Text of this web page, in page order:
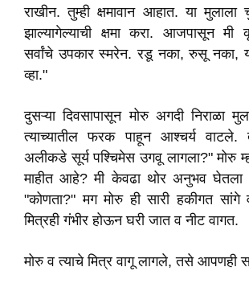
राखीन. तुम्ही क्षमावान आहात. या मुलाला
झाल्यागेल्याची क्षमा करा. आजपासून मी
सर्वांचे उपकार स्मरेन. रडू नका, रुसू नका,
व्हा."
दुसऱ्या दिवसापासून मोरु अगदी निराळा
त्याच्यातील फरक पाहून आश्चर्य
अलीकडे सूर्य पश्चिमेस उगवू लागला?" मोरु
माहीत आहे? मी केवढा थोर अनुभव घेतला
"कोणता?" मग मोरु ही सारी हकीगत
मित्रही गंभीर होऊन घरी जात व नीट वागत.
मोरु व त्याचे मित्र वागू लागले, तसे आपणही